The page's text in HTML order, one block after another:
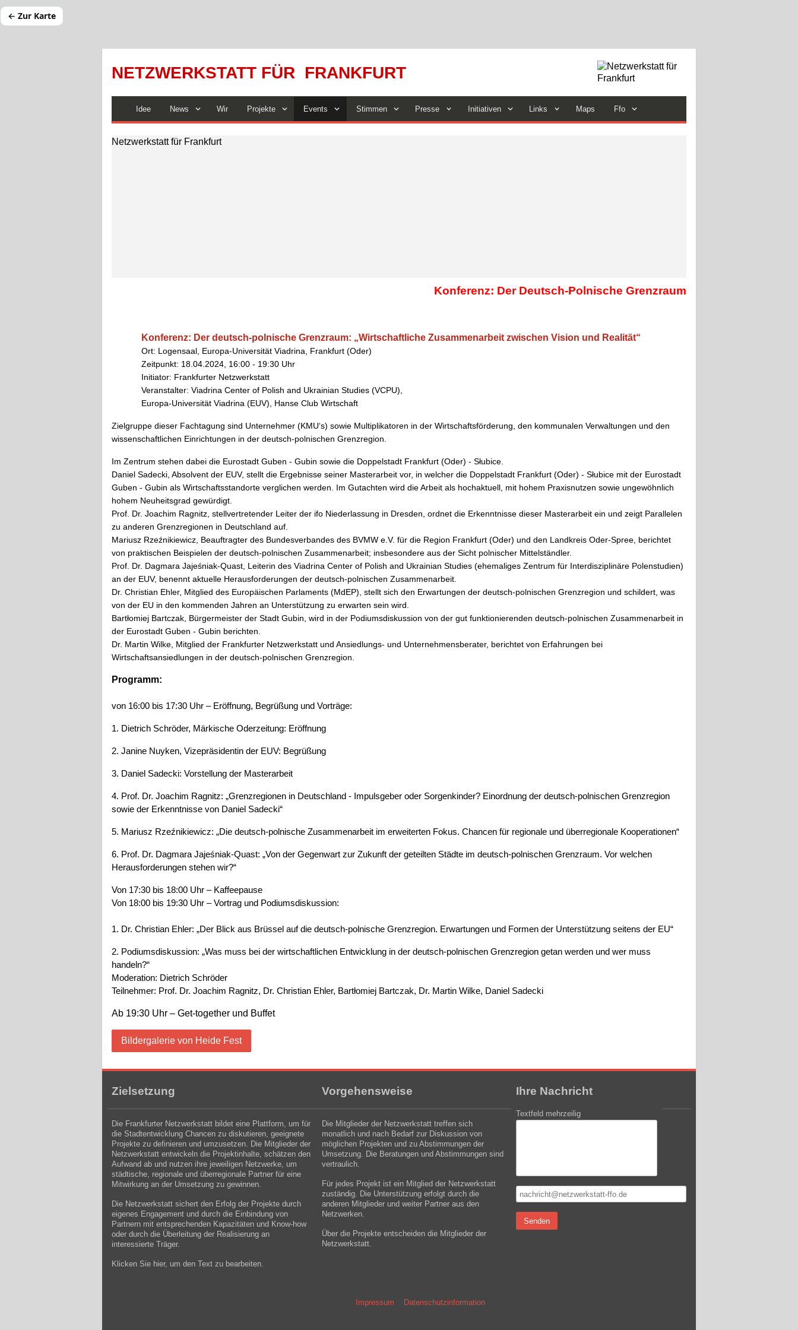
← Zur Karte
NETZWERKSTATT FÜR FRANKFURT
Idee News Wir Projekte Events Stimmen Presse Initiativen Links Maps Ffo
Netzwerkstatt für Frankfurt
Konferenz: Der Deutsch-Polnische Grenzraum
Konferenz: Der deutsch-polnische Grenzraum: „Wirtschaftliche Zusammenarbeit zwischen Vision und Realität“
Ort: Logensaal, Europa-Universität Viadrina, Frankfurt (Oder)
Zeitpunkt: 18.04.2024, 16:00 - 19:30 Uhr
Initiator: Frankfurter Netzwerkstatt
Veranstalter: Viadrina Center of Polish and Ukrainian Studies (VCPU),
Europa-Universität Viadrina (EUV), Hanse Club Wirtschaft
Zielgruppe dieser Fachtagung sind Unternehmer (KMU‘s) sowie Multiplikatoren in der Wirtschaftsförderung, den kommunalen Verwaltungen und den
wissenschaftlichen Einrichtungen in der deutsch-polnischen Grenzregion.
Im Zentrum stehen dabei die Eurostadt Guben - Gubin sowie die Doppelstadt Frankfurt (Oder) - Słubice.
Daniel Sadecki, Absolvent der EUV, stellt die Ergebnisse seiner Masterarbeit vor, in welcher die Doppelstadt Frankfurt (Oder) - Słubice mit der Eurostadt
Guben - Gubin als Wirtschaftsstandorte verglichen werden. Im Gutachten wird die Arbeit als hochaktuell, mit hohem Praxisnutzen sowie ungewöhnlich
hohem Neuheitsgrad gewürdigt.
Prof. Dr. Joachim Ragnitz, stellvertretender Leiter der ifo Niederlassung in Dresden, ordnet die Erkenntnisse dieser Masterarbeit ein und zeigt Parallelen
zu anderen Grenzregionen in Deutschland auf.
Mariusz Rzeźnikiewicz, Beauftragter des Bundesverbandes des BVMW e.V. für die Region Frankfurt (Oder) und den Landkreis Oder-Spree, berichtet
von praktischen Beispielen der deutsch-polnischen Zusammenarbeit; insbesondere aus der Sicht polnischer Mittelständler.
Prof. Dr. Dagmara Jajeśniak-Quast, Leiterin des Viadrina Center of Polish and Ukrainian Studies (ehemaliges Zentrum für Interdisziplinäre Polenstudien)
an der EUV, benennt aktuelle Herausforderungen der deutsch-polnischen Zusammenarbeit.
Dr. Christian Ehler, Mitglied des Europäischen Parlaments (MdEP), stellt sich den Erwartungen der deutsch-polnischen Grenzregion und schildert, was
von der EU in den kommenden Jahren an Unterstützung zu erwarten sein wird.
Bartłomiej Bartczak, Bürgermeister der Stadt Gubin, wird in der Podiumsdiskussion von der gut funktionierenden deutsch-polnischen Zusammenarbeit in
der Eurostadt Guben - Gubin berichten.
Dr. Martin Wilke, Mitglied der Frankfurter Netzwerkstatt und Ansiedlungs- und Unternehmensberater, berichtet von Erfahrungen bei
Wirtschaftsansiedlungen in der deutsch-polnischen Grenzregion.
Programm:
von 16:00 bis 17:30 Uhr – Eröffnung, Begrüßung und Vorträge:
1. Dietrich Schröder, Märkische Oderzeitung: Eröffnung
2. Janine Nuyken, Vizepräsidentin der EUV: Begrüßung
3. Daniel Sadecki: Vorstellung der Masterarbeit
4. Prof. Dr. Joachim Ragnitz: „Grenzregionen in Deutschland - Impulsgeber oder Sorgenkinder? Einordnung der deutsch-polnischen Grenzregion
sowie der Erkenntnisse von Daniel Sadecki“
5. Mariusz Rzeźnikiewicz: „Die deutsch-polnische Zusammenarbeit im erweiterten Fokus. Chancen für regionale und überregionale Kooperationen“
6. Prof. Dr. Dagmara Jajeśniak-Quast: „Von der Gegenwart zur Zukunft der geteilten Städte im deutsch-polnischen Grenzraum. Vor welchen
Herausforderungen stehen wir?“
Von 17:30 bis 18:00 Uhr – Kaffeepause
Von 18:00 bis 19:30 Uhr – Vortrag und Podiumsdiskussion:
1. Dr. Christian Ehler: „Der Blick aus Brüssel auf die deutsch-polnische Grenzregion. Erwartungen und Formen der Unterstützung seitens der EU“
2. Podiumsdiskussion: „Was muss bei der wirtschaftlichen Entwicklung in der deutsch-polnischen Grenzregion getan werden und wer muss
handeln?“
Moderation: Dietrich Schröder
Teilnehmer: Prof. Dr. Joachim Ragnitz, Dr. Christian Ehler, Bartłomiej Bartczak, Dr. Martin Wilke, Daniel Sadecki
Ab 19:30 Uhr – Get-together und Buffet
Bildergalerie von Heide Fest
Zielsetzung
Die Frankfurter Netzwerkstatt bildet eine Plattform, um für
die Stadtentwicklung Chancen zu diskutieren, geeignete
Projekte zu definieren und umzusetzen. Die Mitglieder der
Netzwerkstatt entwickeln die Projektinhalte, schätzen den
Aufwand ab und nutzen ihre jeweiligen Netzwerke, um
städtische, regionale und überregionale Partner für eine
Mitwirkung an der Umsetzung zu gewinnen.
Die Netzwerkstatt sichert den Erfolg der Projekte durch
eigenes Engagement und durch die Einbindung von
Partnern mit entsprechenden Kapazitäten und Know-how
oder durch die Überleitung der Realisierung an
interessierte Träger.
Vorgehensweise
Die Mitglieder der Netzwerkstatt treffen sich
monatlich und nach Bedarf zur Diskussion von
möglichen Projekten und zu Abstimmungen der
Umsetzung. Die Beratungen und Abstimmungen sind
vertraulich.
Für jedes Projekt ist ein Mitglied der Netzwerkstatt
zuständig. Die Unterstützung erfolgt durch die
anderen Mitglieder und weiter Partner aus den
Netzwerken.
Über die Projekte entscheiden die Mitglieder der
Netzwerkstatt.
Ihre Nachricht
Textfeld mehrzeilig
Senden
Klicken Sie hier, um den Text zu bearbeiten.
Impressum Datenschutzinformation